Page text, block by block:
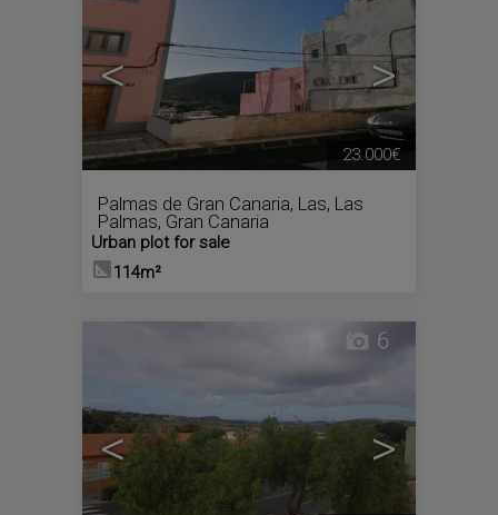
< >
Palmas de Gran Canaria, Las, Las
Palmas, Gran Canaria
Urban plot for sale
114m²
23.000€
< >
6